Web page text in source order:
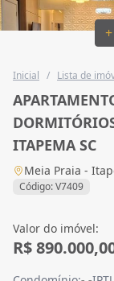
Inicial / Lista de
ITAPEMA SC
Meia Praia -
Código: V7409
Valor do imóvel:
R$